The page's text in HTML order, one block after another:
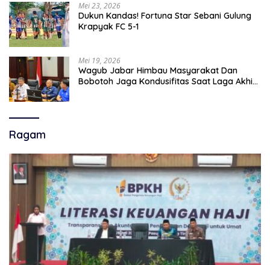
Mei 23, 2026
Dukun Kandas! Fortuna Star Sebani Gulung
Krapyak FC 5-1
Mei 19, 2026
Wagub Jabar Himbau Masyarakat Dan
Bobotoh Jaga Kondusifitas Saat Laga Akhir
Ragam